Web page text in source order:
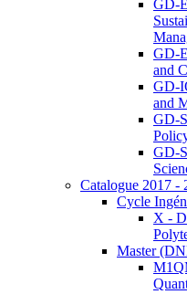
GD-
GD-
and
GD-
and
GD-
GD-
Catalogue 2017 -
Cycle
X -
Master